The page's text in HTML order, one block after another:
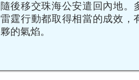
隨後移交珠海公安遣回內地。
雷霆行動都取得相當的成效，
夥的氣焰。